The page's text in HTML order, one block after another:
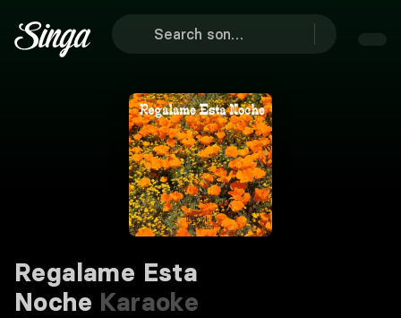
Regalame Esta
Noche Karaoke